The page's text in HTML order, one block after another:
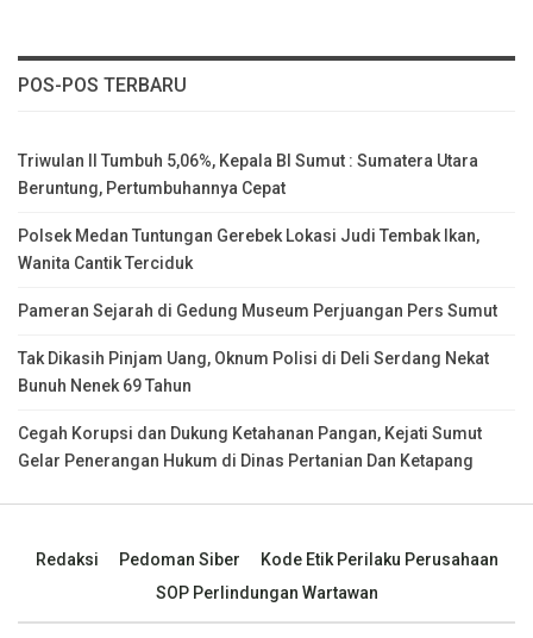
POS-POS TERBARU
Triwulan II Tumbuh 5,06%, Kepala BI Sumut : Sumatera Utara
Beruntung, Pertumbuhannya Cepat
Polsek Medan Tuntungan Gerebek Lokasi Judi Tembak Ikan,
Wanita Cantik Terciduk
Pameran Sejarah di Gedung Museum Perjuangan Pers Sumut
Tak Dikasih Pinjam Uang, Oknum Polisi di Deli Serdang Nekat
Bunuh Nenek 69 Tahun
Cegah Korupsi dan Dukung Ketahanan Pangan, Kejati Sumut
Gelar Penerangan Hukum di Dinas Pertanian Dan Ketapang
Redaksi Pedoman Siber
Kode Etik Perilaku Perusahaan
SOP Perlindungan Wartawan